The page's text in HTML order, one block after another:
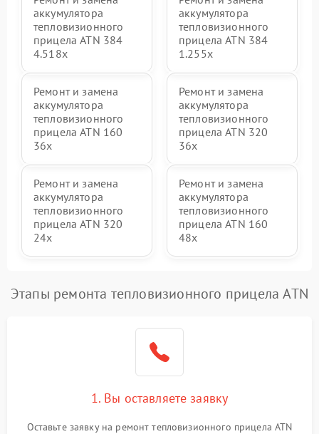
аккумулятора
тепловизионного
прицела ATN 384
4.518x
аккумулятора
тепловизионного
прицела ATN 384
1.255х
Ремонт и замена
аккумулятора
тепловизионного
прицела ATN 160
36x
Ремонт и замена
аккумулятора
тепловизионного
прицела ATN 320
36x
Ремонт и замена
аккумулятора
тепловизионного
прицела ATN 320
24x
Ремонт и замена
аккумулятора
тепловизионного
прицела ATN 160
48x
Этапы ремонта тепловизионного прицела ATN
1. Вы оставляете заявку
Оставьте заявку на ремонт тепловизионного прицела ATN